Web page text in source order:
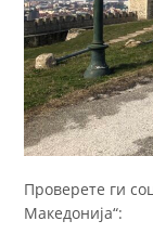
Проверете ги
Македонија“: